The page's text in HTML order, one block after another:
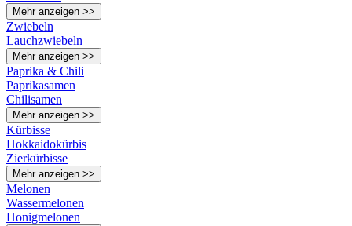
Mehr anzeigen >>
Zwiebeln
Lauchzwiebeln
Mehr anzeigen >>
Paprika & Chili
Paprikasamen
Chilisamen
Mehr anzeigen >>
Kürbisse
Hokkaidokürbis
Zierkürbisse
Mehr anzeigen >>
Melonen
Wassermelonen
Honigmelonen